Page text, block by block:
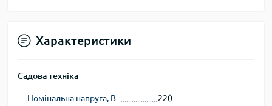
Характеристики
Садова техніка
Номінальна напруга, В 220